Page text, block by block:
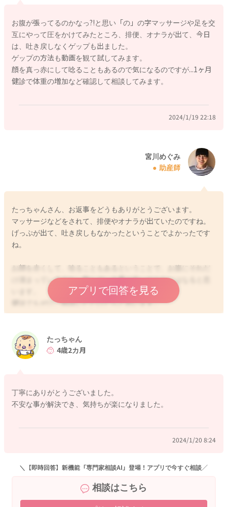
そこで体重の増えを確認していただき、もし増えはばが大きか
った時には、ミルクの量を調整されてみるのもいいと思います
よ。
お腹の張りを見ていただき、綿棒浣腸をしてガス抜きやうんち
を出してあげることでも、吐き戻しが減ることになると思いま
2024/1/19 15:03
お腹が張ってるのかなっ?!と思い「の」の字マッサージや足を交
互にやって圧をかけてみたところ、排便、オナラが出て、今日
は、吐き戻しなくゲップも出ました。
ゲップの方法も動画を観て試してみます。
顔を真っ赤にして唸ることもあるので気になるのですが...1ヶ月
健診で体重の増加など確認して相談してみます。
2024/1/19 22:18
宮川めぐみ
助産師
たっちゃんさん、お返事をどうもありがとうございます。
マッサージなどをされて、排便やオナラが出ていたのですね。
げっぷが出て、吐き戻しもなかったということでよかったです
ね。
お顔を赤くして、唸ることもあるということで、お腹にそれだ
け溜まっているのか、飲んでいる量が多いのかなにはなると思
健診でもぜひご相談いただけたらと思います。
アプリで回答を見る
たっちゃん
4歳2カ月
丁寧にありがとうございました。
不安な事が解決でき、気持ちが楽になりました。
2024/1/20 8:24
＼【即時回答】新機能「専門家相談AI」登場！アプリで今すぐ相談／
相談はこちら